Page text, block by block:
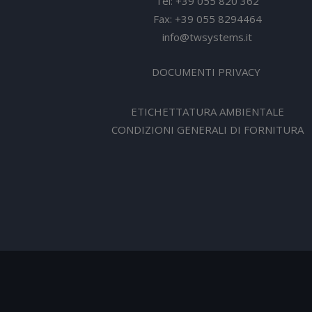
Fax: +39 055 8294464
info@twsystems.it
DOCUMENTI PRIVACY
ETICHETTATURA AMBIENTALE
CONDIZIONI GENERALI DI FORNITURA